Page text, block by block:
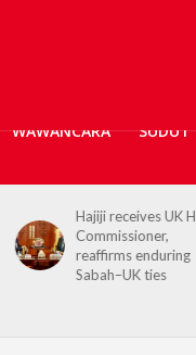
WAWANCARA SUDUT
Hajiji receives UK
Commissioner,
reaffirms enduring
Sabah–UK ties